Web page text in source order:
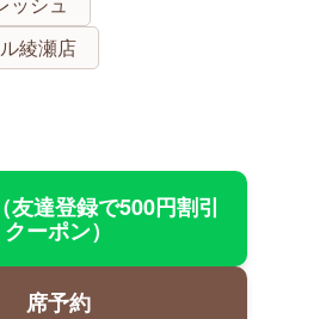
綾瀬店
友達登録で500円割引
クーポン）
席予約